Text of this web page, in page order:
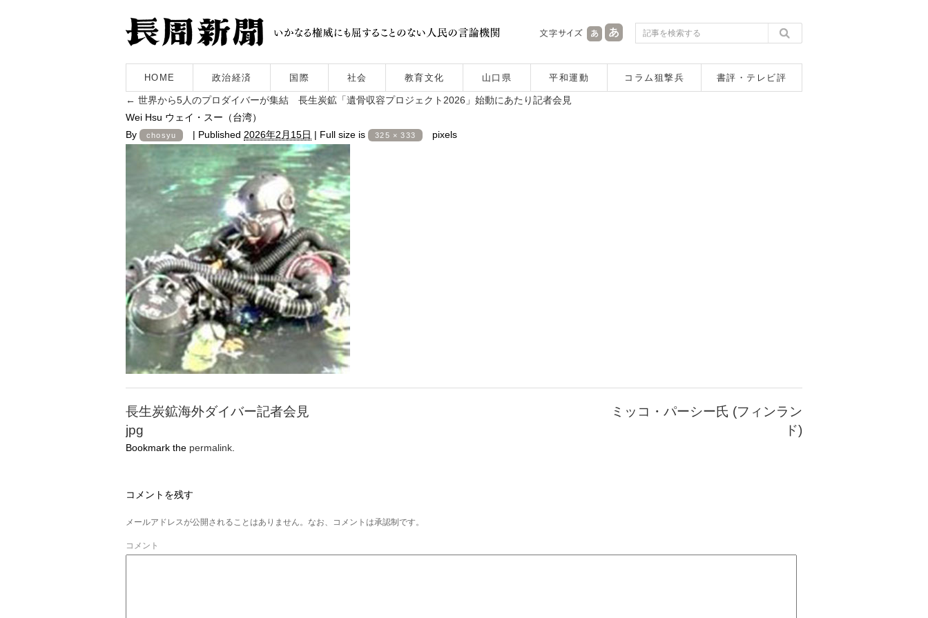
HOME 政治経済 国際 社会 教育文化 山口県 平和運動 コラム狙撃兵 書評・テレビ評
← 世界から5人のプロダイバーが集結 長生炭鉱「遺骨収容プロジェクト2026」始動にあたり記者会見
Wei Hsu ウェイ・スー（台湾）
By
chosyu | Published 2026年2月15日 | Full size is 325 × 333 pixels
長生炭鉱海外ダイバー記者会見
jpg
ミッコ・パーシー氏 (フィンラン
ド)
Bookmark the permalink
コメントを残す
メールアドレスが公開されることはありません。なお、コメントは承認制です。
コメント